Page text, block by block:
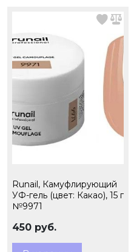
Runail, Камуфлирующий
УФ-гель (цвет: Какао), 15 г
№9971
450 руб.